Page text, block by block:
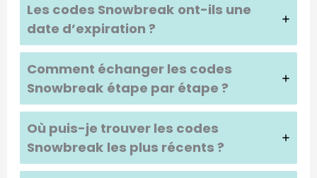
Les codes Snowbreak ont-ils une
date d’expiration ?
Comment échanger les codes
Snowbreak étape par étape ?
Où puis-je trouver les codes
Snowbreak les plus récents ?